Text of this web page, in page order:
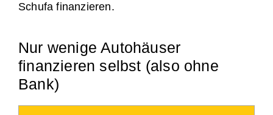
Schufa finanzieren.
Nur wenige Autohäuser
finanzieren selbst (also ohne
Bank)